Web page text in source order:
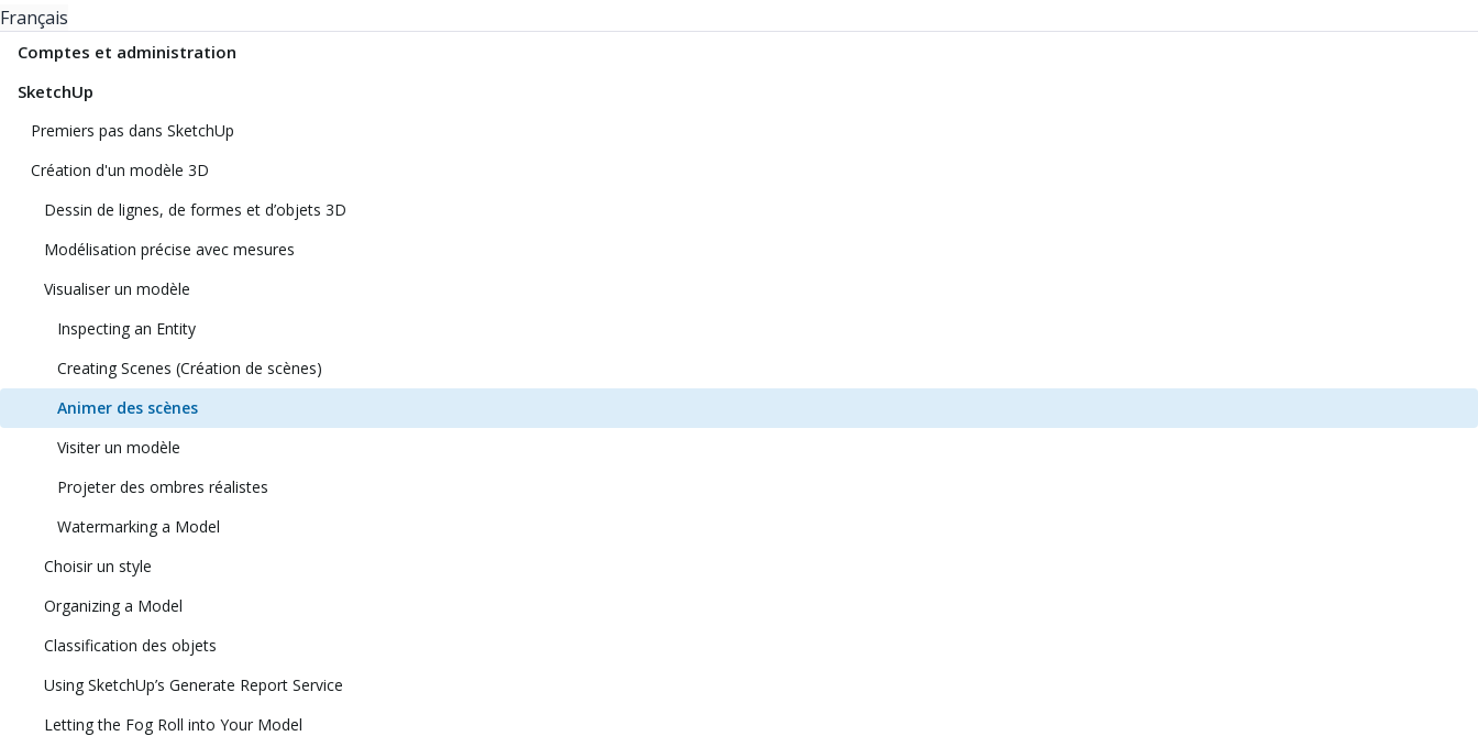
Français
Comptes et administration
SketchUp
Premiers pas dans SketchUp
Création d'un modèle 3D
Dessin de lignes, de formes et d’objets 3D
Modélisation précise avec mesures
Visualiser un modèle
Inspecting an Entity
Creating Scenes (Création de scènes)
Animer des scènes
Visiter un modèle
Projeter des ombres réalistes
Watermarking a Model
Choisir un style
Organizing a Model
Classification des objets
Using SketchUp’s Generate Report Service
Letting the Fog Roll into Your Model